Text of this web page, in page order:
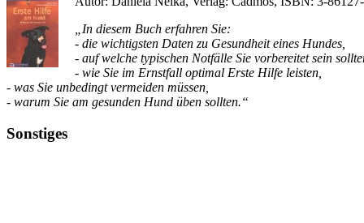
„In diesem Buch erfahren Sie:
- die wichtigsten Daten zu Gesundheit eines Hundes,
- auf welche typischen Notfälle Sie vorbereitet sein
- wie Sie im Ernstfall optimal Erste Hilfe leisten,
- was Sie unbedingt vermeiden müssen,
- warum Sie am gesunden Hund üben sollten.“
Sonstiges